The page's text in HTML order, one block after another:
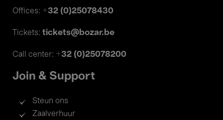
Offices: +32 (0)25078430
Tickets: tickets@bozar.be
Call center: +32 (0)25078200
Join & Support
Steun ons
Zaalverhuur